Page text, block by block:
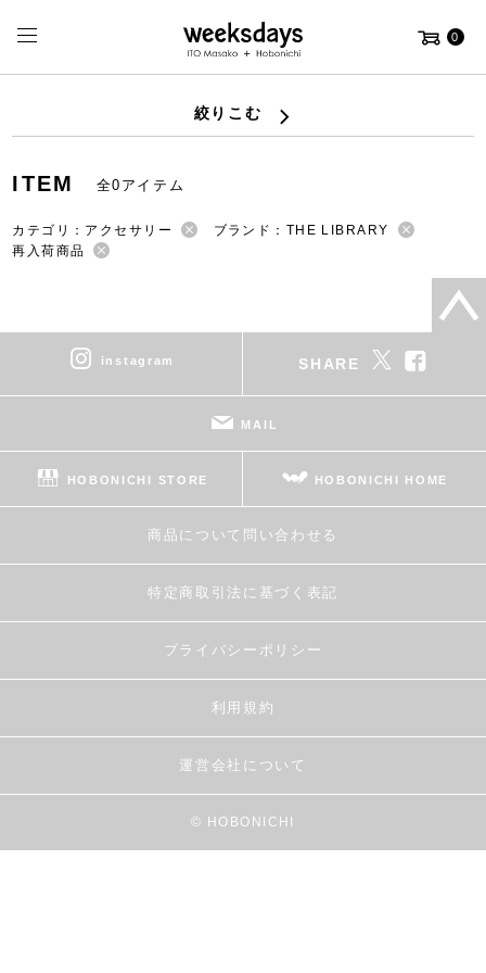
0
絞りこむ
ITEM 全0アイテム
カテゴリ：アクセサリー
ブランド：THE LIBRARY
再入荷商品
instagram SHARE
MAIL
HOBONICHI STORE HOBONICHI HOME
商品について問い合わせる
特定商取引法に基づく表記
プライバシーポリシー
利用規約
運営会社について
© HOBONICHI